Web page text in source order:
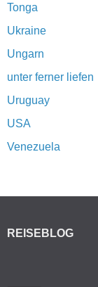
Tonga
Ukraine
Ungarn
unter ferner liefen
Uruguay
USA
Venezuela
REISEBLOG